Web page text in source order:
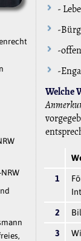
-
-
-
-
Welche
1
2
3